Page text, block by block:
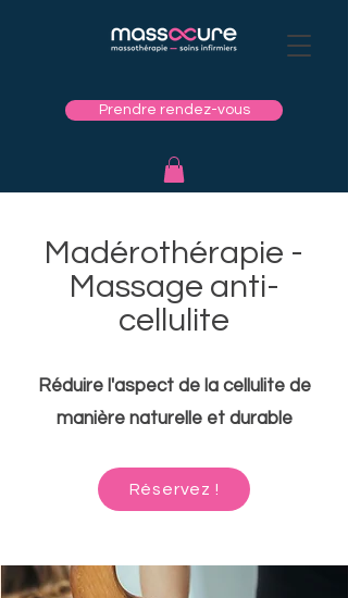
Prendre rendez-vous
Madérothérapie -
Massage anti-
cellulite
Réduire l'aspect de la cellulite de
manière naturelle et durable
Réservez !